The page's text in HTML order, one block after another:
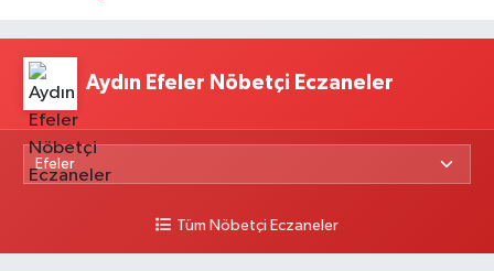
Aydın Efeler Nöbetçi Eczaneler
Tüm Nöbetçi Eczaneler